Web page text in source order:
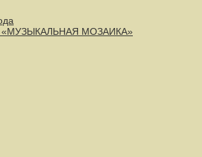
«МУЗЫКАЛЬНАЯ МОЗАИКА»